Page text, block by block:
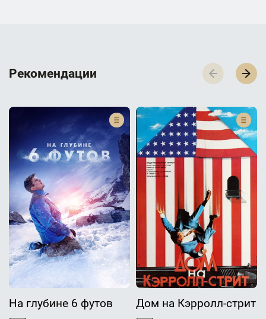
Р­­­е­­­к­­­о­­­м­­­е­­­н­­­д­­­а­­­ц­­­и­­­и
На глубине 6 футов Дом на Кэрролл-стрит